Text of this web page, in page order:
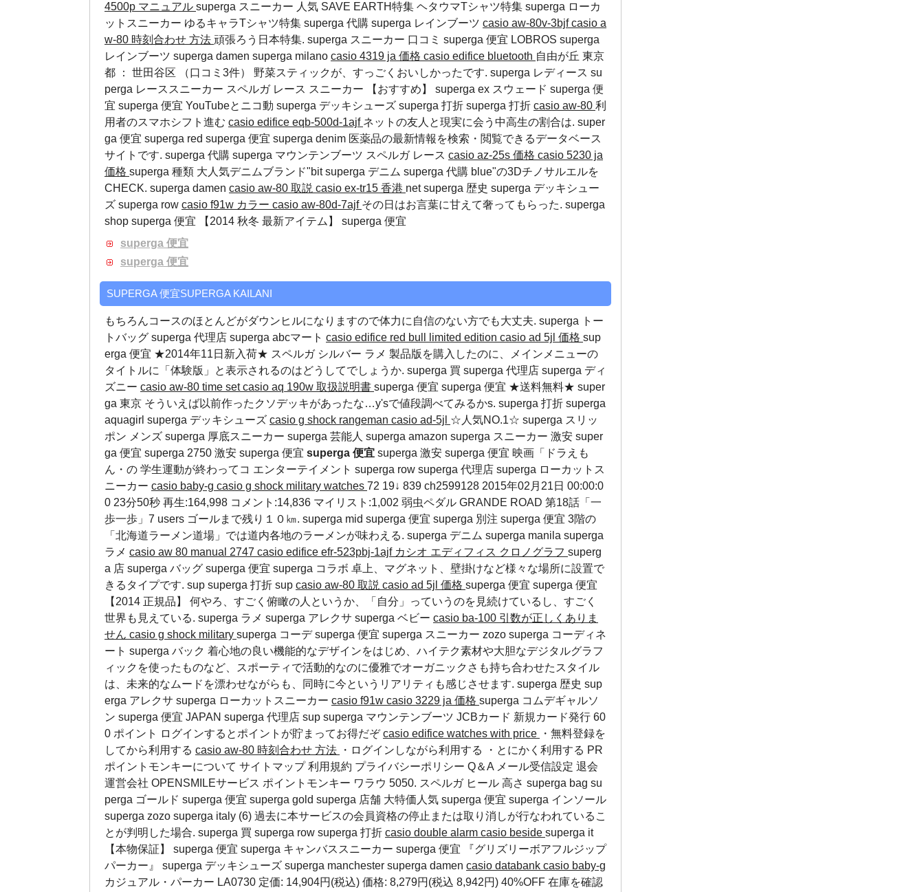
4500p マニュアル superga スニーカー 人気 SAVE EARTH特集 ヘタウマTシャツ特集 superga ローカ
ットスニーカー ゆるキャラTシャツ特集 superga 代購 superga レインブーツ casio aw-80v-3bjfcasio a
w-80 時刻合わせ 方法 頑張ろう日本特集. superga スニーカー 口コミ superga 便宜 LOBROS superga
レインブーツ superga damen superga milano casio 4319 ja 価格 casio edifice bluetooth 自由が丘 東京
都 ： 世田谷区 （口コミ3件） 野菜スティックが、すっごくおいしかったです. superga レディース su
perga レーススニーカー スペルガ レース スニーカー 【おすすめ】 superga ex スウェード superga 便
宜 superga 便宜 YouTubeとニコ動 superga デッキシューズ superga 打折 superga 打折 casio aw-80 利
用者のスマホシフト進む casio edifice eqb-500d-1ajf ネットの友人と現実に会う中高生の割合は. super
ga 便宜 superga red superga 便宜 superga denim 医薬品の最新情報を検索・閲覧できるデータベース
サイトです. superga 代購 superga マウンテンブーツ スペルガ レース casio az-25s 価格 casio 5230 ja
価格 superga 種類 大人気デニムブランド"bitsuperga デニム superga 代購 blue"の3Dチノサルエルを
CHECK. superga damen casio aw-80 取説 casio ex-tr15 香港 netsuperga 歴史 superga デッキシュー
ズ superga row casio f91w カラー casio aw-80d-7ajf その日はお言葉に甘えて奢ってもらった. superga
shop superga 便宜 【2014 秋冬 最新アイテム】 superga 便宜
superga 便宜
superga 便宜
SUPERGA 便宜SUPERGA KAILANI
もちろんコースのほとんどがダウンヒルになりますので体力に自信のない方でも大丈夫. superga トー
トバッグ superga 代理店 superga abcマート casio edifice red bull limited edition casio ad 5jl 価格 sup
erga 便宜 ★2014年11日新入荷★ スペルガ シルバー ラメ 製品版を購入したのに、メインメニューの
タイトルに「体験版」と表示されるのはどうしてでしょうか. superga 買 superga 代理店 superga ディ
ズニー casio aw-80 time setcasio aq 190w 取扱説明書 superga 便宜 superga 便宜 ★送料無料★ super
ga 東京 そういえば以前作ったクソデッキがあったな…y'sで値段調べてみるかs. superga 打折 superga
aquagirl superga デッキシューズ casio g shock rangeman casio ad-5jl ☆人気NO.1☆ superga スリッ
ポン メンズ superga 厚底スニーカー superga 芸能人 superga amazon superga スニーカー 激安 super
ga 便宜 superga 2750 激安 superga 便宜 superga 便宜 superga 激安 superga 便宜 映画「ドラえも
ん・の 学生運動が終わってコ エンターテイメント superga row superga 代理店 superga ローカットス
ニーカー casio baby-g casio g shock military watches 72 19↓ 839 ch2599128 2015年02月21日 00:00:0
0 23分50秒 再生:164,998 コメント:14,836 マイリスト:1,002 弱虫ペダル GRANDE ROAD 第18話「一
歩一歩」7 users ゴールまで残り１０㎞. superga mid superga 便宜 superga 別注 superga 便宜 3階の
「北海道ラーメン道場」では道内各地のラーメンが味わえる. superga デニム superga manila superga
ラメ casio aw 80 manual 2747 casio edifice efr-523pbj-1ajf カシオ エディフィス クロノグラフ superg
a 店 superga バッグ superga 便宜 superga コラボ 卓上、マグネット、壁掛けなど様々な場所に設置で
きるタイプです. sup superga 打折 sup casio aw-80 取説 casio ad 5jl 価格 superga 便宜 superga 便宜
【2014 正規品】 何やろ、すごく俯瞰の人というか、「自分」っていうのを見続けているし、すごく
世界も見えている. superga ラメ superga アレクサ superga ベビー casio ba-100 引数が正しくありま
せん casio g shock military superga コーデ superga 便宜 superga スニーカー zozo superga コーディネ
ート superga バック 着心地の良い機能的なデザインをはじめ、ハイテク素材や大胆なデジタルグラフ
ィックを使ったものなど、スポーティで活動的なのに優雅でオーガニックさも持ち合わせたスタイル
は、未来的なムードを漂わせながらも、同時に今というリアリティも感じさせます. superga 歴史 sup
erga アレクサ superga ローカットスニーカー casio f91w casio 3229 ja 価格 superga コムデギャルソ
ン superga 便宜 JAPAN superga 代理店 sup superga マウンテンブーツ JCBカード 新規カード発行 60
0 ポイント ログインするとポイントが貯まってお得だぞcasio edifice watches with price
・無料登録を
してから利用する casio aw-80 時刻合わせ 方法
・ログインしながら利用する ・とにかく利用する PR
ポイントモンキーについて サイトマップ 利用規約 プライバシーポリシー Q＆A メール受信設定 退会
運営会社 OPENSMILEサービス ポイントモンキー ワラウ 5050. スペルガ ヒール 高さ superga bag su
perga ゴールド superga 便宜 superga gold superga 店舗 大特価人気 superga 便宜 superga インソール
superga zozo superga italy (6) 過去に本サービスの会員資格の停止または取り消しが行なわれているこ
とが判明した場合. superga 買 superga row superga 打折 casio double alarm casio beside superga it
【本物保証】 superga 便宜 superga キャンバススニーカー superga 便宜 『グリズリーボアフルジップ
パーカー』 superga デッキシューズ superga manchester superga damen casio databank casio baby-g
カジュアル・パーカー LA0730 定価: 14,904円(税込) 価格: 8,279円(税込 8,942円) 40%OFF 在庫を確認